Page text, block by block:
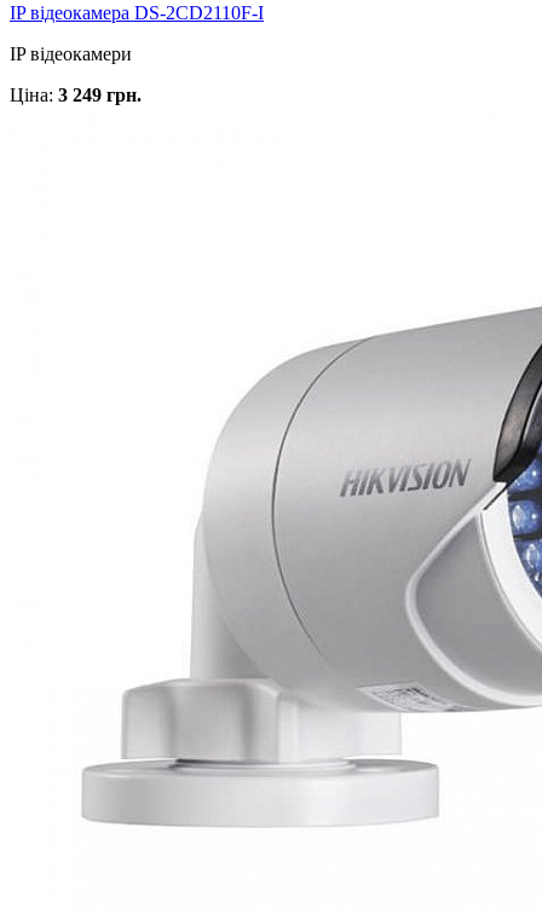
IP відеокамера DS-2CD2110F-I
IP відеокамери
Ціна: 3 249 грн.